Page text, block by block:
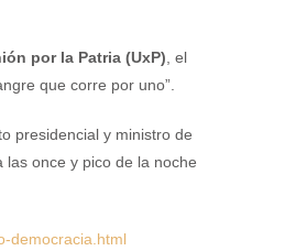
por la Patria (UxP), el
que corre por uno”.
presidencial y ministro de
las once y pico de la noche
democracia.html